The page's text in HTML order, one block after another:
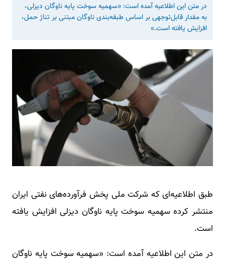
در متن این اطلاعیه آمده است: «سهمیه سوخت پایه ناوگان دیزلی،
به مقدار قابل‌توجهی بر اساس طبقه‌بندی ناوگان مبتنی بر تناژ حمل،
افزایش یافته است.»
طبق اطلاعیه‌ای که شرکت ملی پخش فرآورده‌های نفتی ایران
منتشر کرده سهمیه سوخت پایه ناوگان دیزلی افزایش یافته
است.
در متن این اطلاعیه آمده است: «سهمیه سوخت پایه ناوگان